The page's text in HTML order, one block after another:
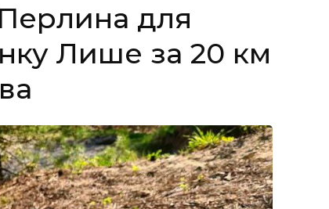
для
Лише за 20 км